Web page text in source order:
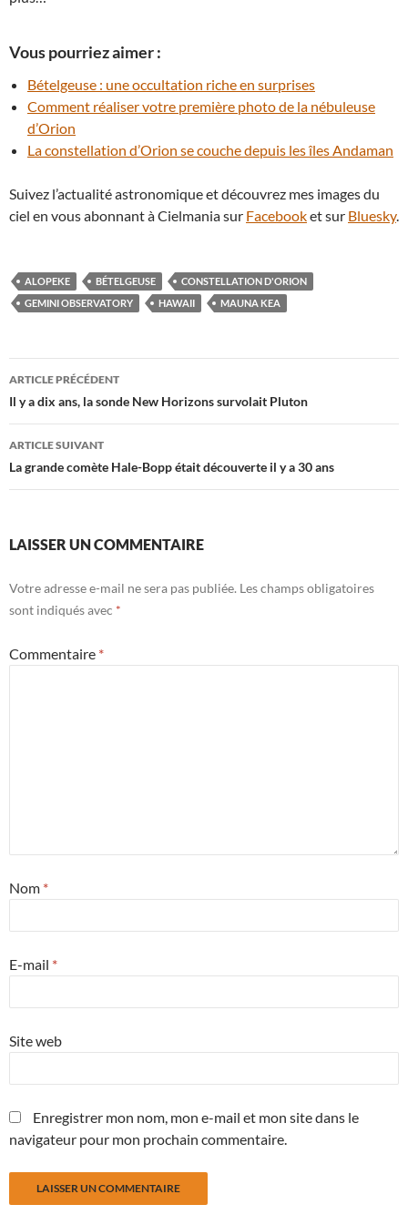
Vous pourriez aimer :
Bételgeuse : une occultation riche en surprises
Comment réaliser votre première photo de la nébuleuse
d’Orion
La constellation d’Orion se couche depuis les îles Andaman
Suivez l’actualité astronomique et découvrez mes images du
ciel en vous abonnant à Cielmania sur Facebooket sur Bluesky.
ALOPEKE BÉTELGEUSE
CONSTELLATION D'ORION
GEMINI OBSERVATORY
HAWAII MAUNA KEA
Navigation
des
articles
ARTICLE PRÉCÉDENT
Il y a dix ans, la sonde New Horizons survolait Pluton
ARTICLE SUIVANT
La grande comète Hale-Bopp était découverte il y a 30 ans
LAISSER UN COMMENTAIRE
Votre adresse e-mail ne sera pas publiée. Les champs obligatoires
sont indiqués avec *
Commentaire *
Nom *
E-mail *
Site web
Enregistrer mon nom, mon e-mail et mon site dans le
navigateur pour mon prochain commentaire.